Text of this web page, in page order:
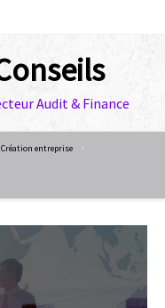
Audit & Finance
Création entreprise